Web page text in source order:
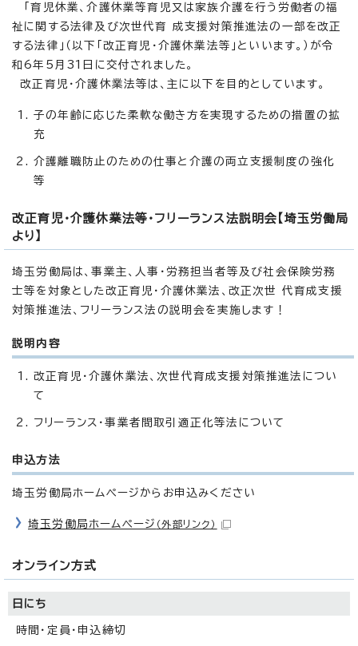
「育児休業、介護休業等育児又は家族介護を行う労働者の福
祉に関する法律及び次世代育 成支援対策推進法の一部を改正
する法律」（以下「改正育児・介護休業法等」といいます。）が令
和6年5月31日に交付されました。
改正育児・介護休業法等は、主に以下を目的としています。
子の年齢に応じた柔軟な働き方を実現するための措置の拡
充
介護離職防止のための仕事と介護の両立支援制度の強化
等
改正育児・介護休業法等・フリーランス法説明会【埼玉労働局
より】
埼玉労働局は、事業主、人事・労務担当者等及び社会保険労務
士等を対象とした改正育児・介護休業法、改正次世 代育成支援
対策推進法、フリーランス法の説明会を実施します！
説明内容
改正育児・介護休業法、次世代育成支援対策推進法につい
て
フリーランス・事業者間取引適正化等法について
申込方法
埼玉労働局ホームページからお申込みください
埼玉労働局ホームページ （外部リンク）
オンライン方式
日にち
時間・定員・申込締切